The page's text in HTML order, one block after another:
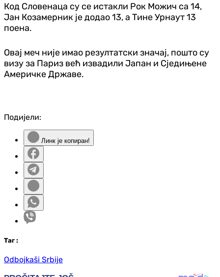
Код Словенаца су се истакли Рок Можич са 14,
Јан Козамерник је додао 13, а Тине Урнаут 13
поена.
Овај меч није имао резултатски значај, пошто су
визу за Париз већ извадили Јапан и Сједињене
Америчке Државе.
Подијели:
Линк је копиран!
Таг :
Odbojkaši Srbije